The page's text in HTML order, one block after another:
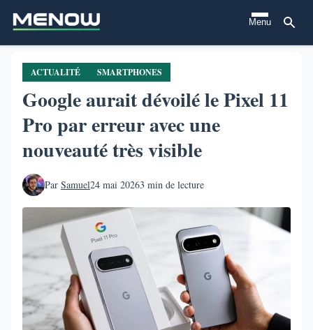
contenu
principal
Menu
ACTUALITÉ SMARTPHONES
Google aurait dévoilé le Pixel 11
Pro par erreur avec une
nouveauté très visible
Par Samuel24 mai 20263 min de lecture